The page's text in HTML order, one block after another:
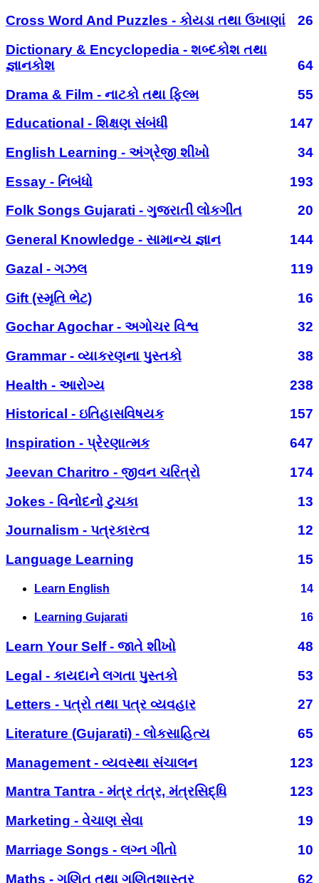
Cross Word And Puzzles - કોયડા તથા ઉખાણાં
26
Dictionary & Encyclopedia - શબ્દકોશ તથા
જ્ઞાનકોશ
64
Drama & Film - નાટકો તથા ફિલ્મ
55
Educational - શિક્ષણ સંબંધી
147
English Learning - અંગ્રેજી શીખો
34
Essay - નિબંધો
193
Folk Songs Gujarati - ગુજરાતી લોકગીત
20
General Knowledge - સામાન્ય જ્ઞાન
144
Gazal - ગઝલ
119
Gift (સ્મૃતિ ભેટ)
16
Gochar Agochar - અગોચર વિશ્વ
32
Grammar - વ્યાકરણના પુસ્તકો
38
Health - આરોગ્ય
238
Historical - ઇતિહાસવિષયક
157
Inspiration - પ્રેરણાત્મક
647
Jeevan Charitro - જીવન ચરિત્રો
174
Jokes - વિનોદનો ટુચકા
13
Journalism - પત્રકારત્વ
12
Language Learning
15
Learn English 14
Learning Gujarati 16
Learn Your Self - જાતે શીખો
48
Legal - કાયદાને લગતા પુસ્તકો
53
Letters - પત્રો તથા પત્ર વ્યવહાર
27
Literature (Gujarati) - લોકસાહિત્ય
65
Management - વ્યવસ્થા સંચાલન
123
Mantra Tantra - મંત્ર તંત્ર, મંત્રસિદ્ધિ
123
Marketing - વેચાણ સેવા
19
Marriage Songs - લગ્ન ગીતો
10
Maths - ગણિત તથા ગણિતશાસ્ત્ર
62